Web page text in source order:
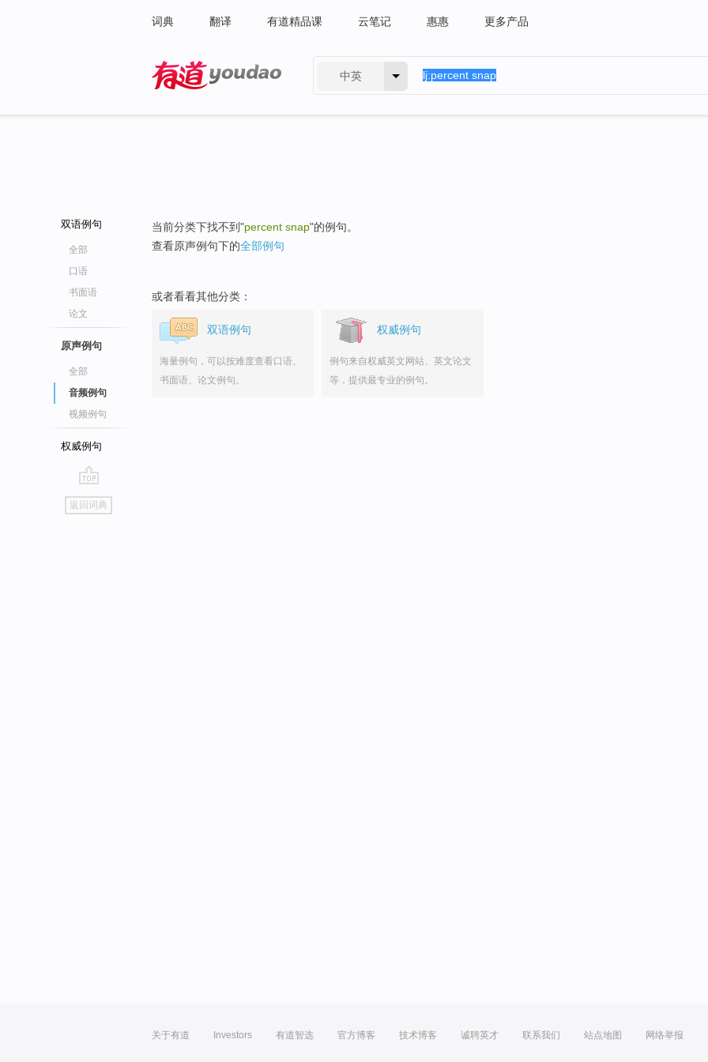
词典 翻译 有道精品课 云笔记 惠惠 更多产品
中英
双语例句
全部
口语
书面语
论文
原声例句
全部
音频例句
视频例句
权威例句
go
top
返回词典
当前分类下找不到"percent snap"的例句。
查看原声例句下的全部例句
或者看看其他分类：
双语例句
海量例句，可以按难度查看口语、
书面语、论文例句。
权威例句
例句来自权威英文网站、英文论文
等，提供最专业的例句。
关于有道 Investors 有道智选 官方博客 技术博客 诚聘英才 联系我们 站点地图 网络举报